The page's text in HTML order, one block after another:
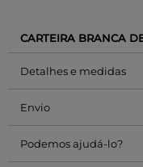
CARTEIRA BRANCA
Detalhes e medidas
Envio
Podemos ajudá-lo?